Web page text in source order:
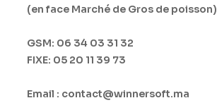
(en face Marché de Gros de poisson)
GSM: 06 34 03 31 32
FIXE: 05 20 11 39 73
Email : contact@winnersoft.ma